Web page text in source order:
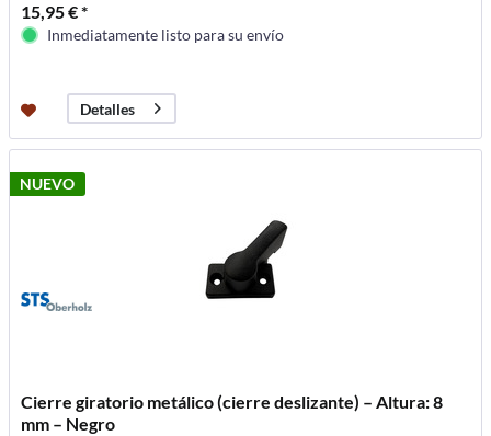
15,95 € *
Inmediatamente listo para su envío
Detalles
NUEVO
Cierre giratorio metálico (cierre deslizante) – Altura: 8
mm – Negro